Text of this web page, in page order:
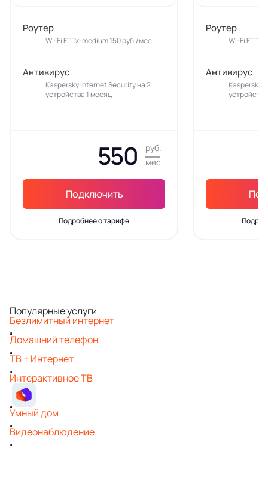
Роутер
Wi-Fi FTTx-medium 150 руб./мес.
Антивирус
Kaspersky Internet Security на 2
устройства 1 месяц
550
руб.
мес.
Подключить
Подробнее о тарифе
Роутер
Wi-Fi
Антивирус
Kaspersky
Популярные услуги
Безлимитный интернет
Домашний телефон
ТВ + Интернет
Интерактивное ТВ
Умный дом
Видеонаблюдение